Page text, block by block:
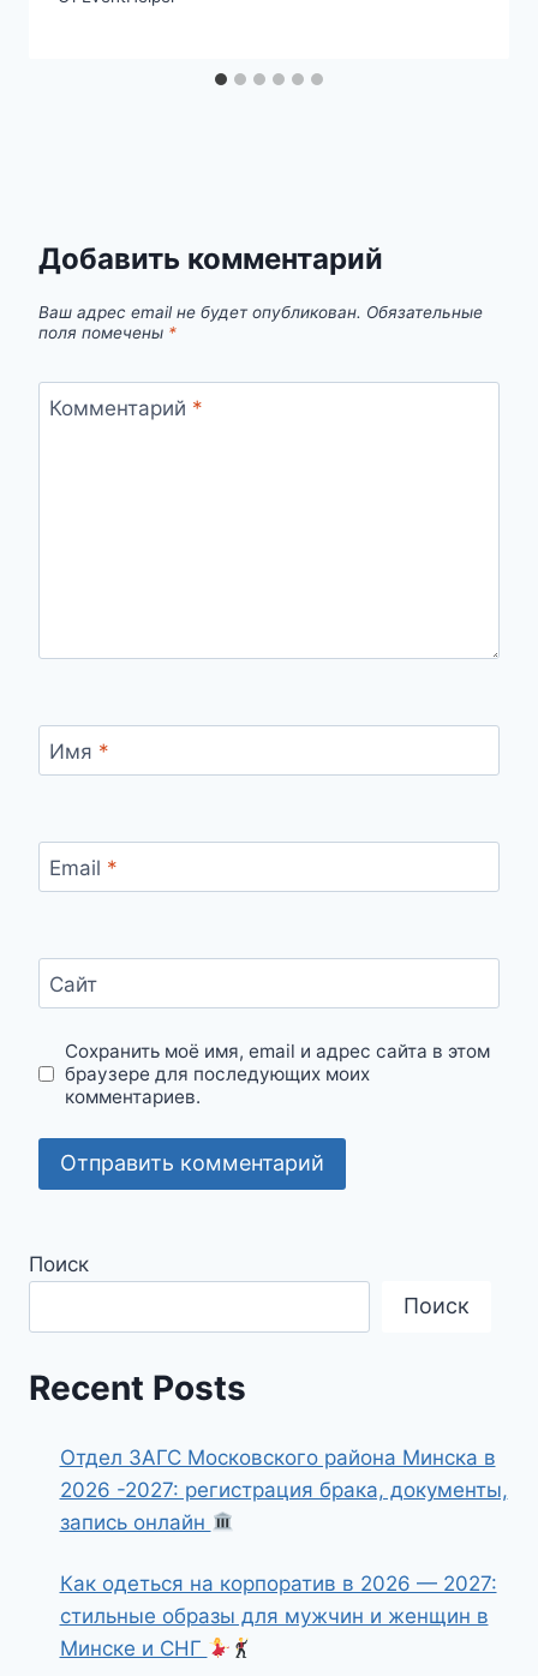
Добавить комментарий
Ваш адрес email не будет опубликован. Обязательные
поля помечены *
Комментарий *
Имя *
Email *
Сайт
Сохранить моё имя, email и адрес сайта в этом
браузере для последующих моих
комментариев.
Поиск
Поиск
Recent Posts
Отдел ЗАГС Московского района Минска в
2026 -2027: регистрация брака, документы,
запись онлайн
Как одеться на корпоратив в 2026 — 2027:
стильные образы для мужчин и женщин в
Минске и СНГ